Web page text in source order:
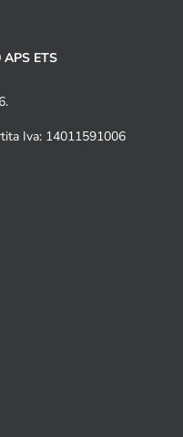
ETS
Iva: 14011591006